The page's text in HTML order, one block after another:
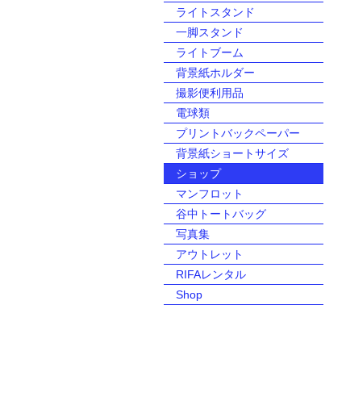
ライトスタンド
一脚スタンド
ライトブーム
背景紙ホルダー
撮影便利用品
電球類
プリントバックペーパー
背景紙ショートサイズ
ショップ
マンフロット
谷中トートバッグ
写真集
アウトレット
RIFAレンタル
Shop